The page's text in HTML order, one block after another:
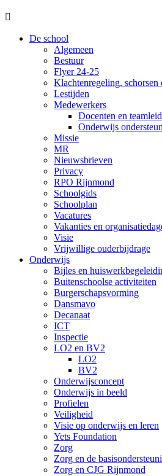

De school
Algemeen
Bestuur
Flyer 24-25
Klachtenregeling, schorsen
Lestijden
Medewerkers
Docenten en
Onderwijs
Missie
MR
Nieuwsbrieven
Privacy
RPO Rijnmond
Schoolgids
Schoolplan
Vacatures
Vakanties en
Visie
Vrijwillige ouderbijdrage
Onderwijs
Bijles en
Buitenschoolse activiteiten
Burgerschapsvorming
Dansmavo
Decanaat
ICT
Inspectie
LO2 en BV2
LO2
BV2
Onderwijsconcept
Onderwijs in beeld
Profielen
Veiligheid
Visie op onderwijs en leren
Yets Foundation
Zorg
Zorg en de
Zorg en CJG Rijnmond